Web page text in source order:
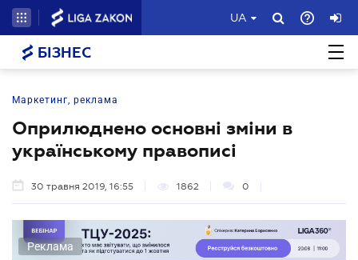
UA
БІЗНЕС
Маркетинг, реклама
Оприлюднено основні зміни в
українському правописі
30 травня 2019, 16:55 1862 0
Реклама